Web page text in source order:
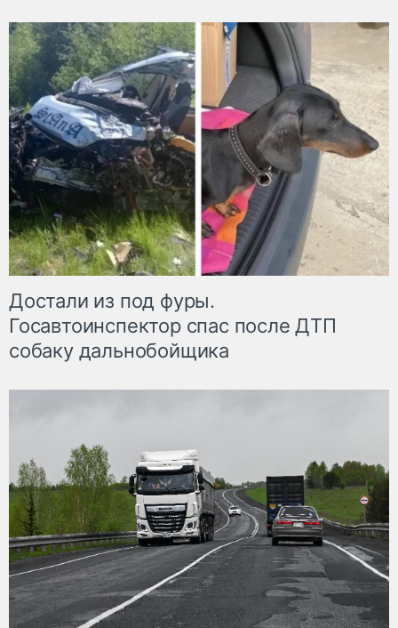
Достали из под фуры.
Госавтоинспектор спас после ДТП
собаку дальнобойщика